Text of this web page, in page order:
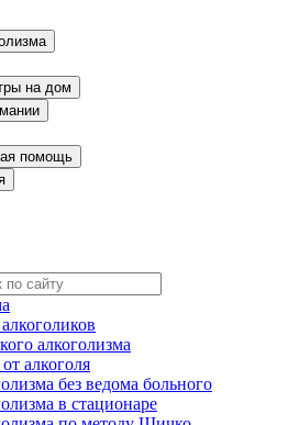
на дом
помощь
алкоголизма
алкоголя
без ведома больного
в стационаре